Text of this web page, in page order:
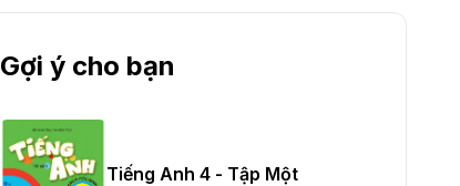
Gợi ý cho bạn
Tiếng Anh 4 - Tập Một